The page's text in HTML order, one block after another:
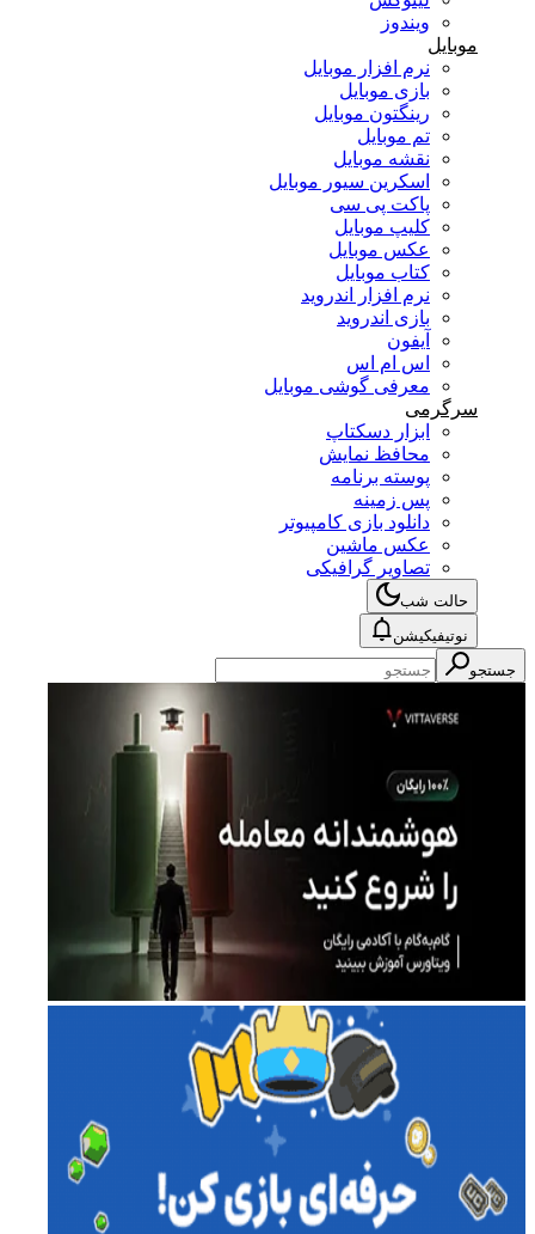
ویندوز
موبایل
نرم افزار موبایل
بازی موبایل
رینگتون موبایل
تم موبایل
نقشه موبایل
اسکرین سیور موبایل
پاکت پی سی
کلیپ موبایل
عکس موبایل
کتاب موبایل
نرم افزار اندروید
بازی اندروید
آیفون
اس ام اس
معرفی گوشی موبایل
سرگرمی
ابزار دسکتاپ
محافظ نمایش
پوسته برنامه
پس زمینه
دانلود بازی کامپیوتر
عکس ماشین
تصاویر گرافیکی
حالت شب
نوتیفیکیشن